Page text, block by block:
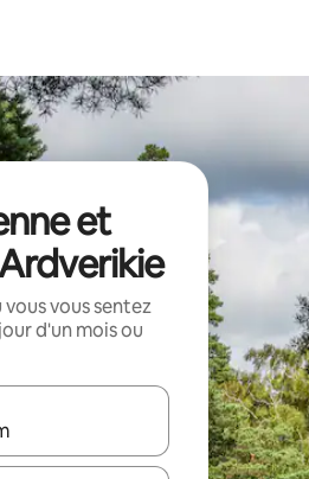
et
vous sentez
d'un mois ou
utilisez les flèches vers le haut et